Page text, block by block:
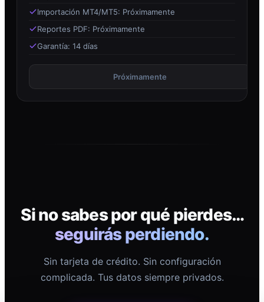
Importación MT4/MT5: Próximamente
Reportes PDF: Próximamente
Garantía: 14 días
Próximamente
Si no sabes por qué pierdes…
seguirás perdiendo.
Sin tarjeta de crédito. Sin configuración
complicada. Tus datos siempre privados.